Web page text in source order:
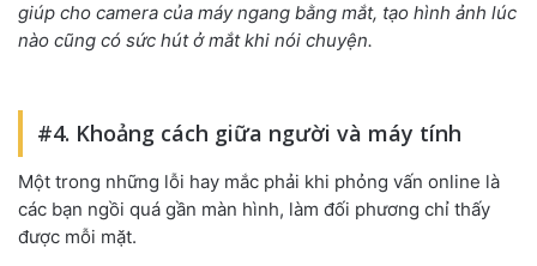
giúp cho camera của máy ngang bằng mắt, tạo hình ảnh lúc
nào cũng có sức hút ở mắt khi nói chuyện.
#4. Khoảng cách giữa người và máy tính
Một trong những lỗi hay mắc phải khi phỏng vấn online là
các bạn ngồi quá gần màn hình, làm đối phương chỉ thấy
được mỗi mặt.